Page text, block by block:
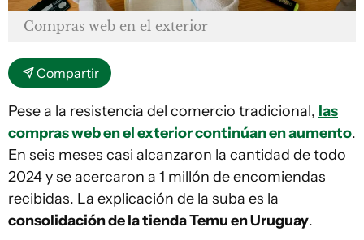
Compras web en el exterior
Compartir
Pese a la resistencia del comercio tradicional, las
compras web en el exterior continúan en aumento.
En seis meses casi alcanzaron la cantidad de todo
2024 y se acercaron a 1 millón de encomiendas
recibidas. La explicación de la suba es la
consolidación de la tienda Temu en Uruguay.